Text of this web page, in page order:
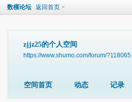
数模论坛 返回首页
zjjz25的个人空间
https://www.shumo.com/forum/?118065
空间首页 动态 记录